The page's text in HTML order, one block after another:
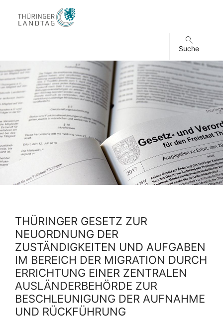
Suche
THÜRINGER GESETZ ZUR
NEUORDNUNG DER
ZUSTÄNDIGKEITEN UND AUFGABEN
IM BEREICH DER MIGRATION DURCH
ERRICHTUNG EINER ZENTRALEN
AUSLÄNDERBEHÖRDE ZUR
BESCHLEUNIGUNG DER AUFNAHME
UND RÜCKFÜHRUNG